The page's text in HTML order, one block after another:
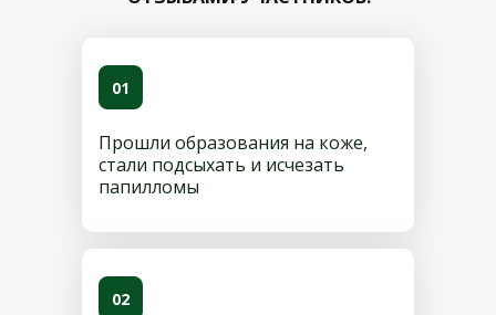
Прошли образования на коже,
стали подсыхать и исчезать
папилломы
01
02